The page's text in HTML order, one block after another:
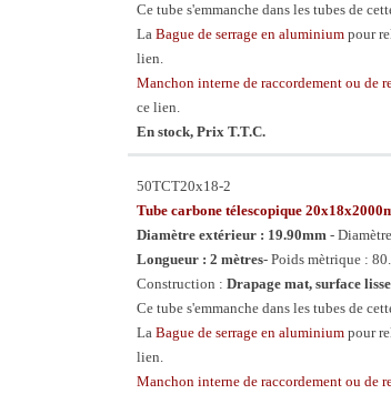
Ce tube s'emmanche dans les tubes de
La Bague de serrage en aluminium pour
lien.
Manchon interne de raccordement ou de
ce lien.
En stock, Prix T.T.C.
50TCT20x18-2
Tube carbone télescopique
Diamètre extérieur : 19.90mm -
Longueur : 2 mètres- Poids mètrique :
Construction : Drapage mat, surface lisse
Ce tube s'emmanche dans les tubes de
La Bague de serrage en aluminium pour
lien.
Manchon interne de raccordement ou de